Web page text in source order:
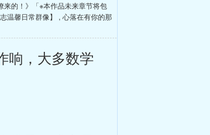
来的！》「※本作品未来章节将包
温馨日常群像】 , 心落在有你的那
响，大多数学